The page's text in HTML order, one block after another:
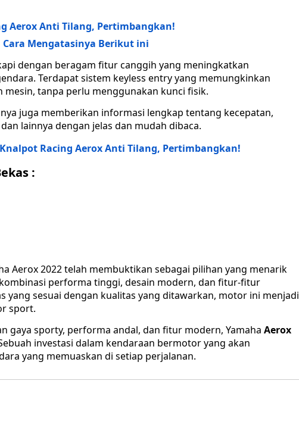
Aerox Anti Tilang, Pertimbangkan!
Cara Mengatasinya Berikut ini
dengan beragam fitur canggih yang meningkatkan
Terdapat sistem keyless entry yang memungkinkan
tanpa perlu menggunakan kunci fisik.
juga memberikan informasi lengkap tentang kecepatan,
lainnya dengan jelas dan mudah dibaca.
Racing Aerox Anti Tilang, Pertimbangkan!
:
Aerox 2022 telah membuktikan sebagai pilihan yang menarik
performa tinggi, desain modern, dan fitur-fitur
yang sesuai dengan kualitas yang ditawarkan, motor ini menjadi
sport.
gaya sporty, performa andal, dan fitur modern, Yamaha Aerox
investasi dalam kendaraan bermotor yang akan
yang memuaskan di setiap perjalanan.